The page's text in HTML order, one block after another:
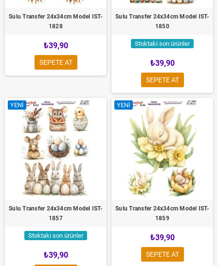
Sulu Transfer 24x34cm Model IST-
1828
₺39,90
SEPETE AT
Sulu Transfer 24x34cm Model IST-
1850
Stoktaki son ürünler
₺39,90
SEPETE AT
YENI
Sulu Transfer 24x34cm Model IST-
1857
Stoktaki son ürünler
₺39,90
YENI
Sulu Transfer 24x34cm Model IST-
1859
₺39,90
SEPETE AT